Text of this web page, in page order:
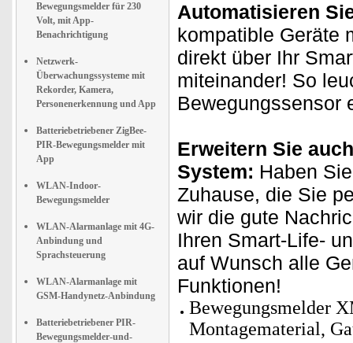
Bewegungsmelder für 230
Volt, mit App-
Benachrichtigung
Netzwerk-
Überwachungssysteme mit
Rekorder, Kamera,
Personenerkennung und App
Batteriebetriebener ZigBee-
PIR-Bewegungsmelder mit
App
WLAN-Indoor-
Bewegungsmelder
WLAN-Alarmanlage mit 4G-
Anbindung und
Sprachsteuerung
WLAN-Alarmanlage mit
GSM-Handynetz-Anbindung
Batteriebetriebener PIR-
Bewegungsmelder-und-
Automatisieren
kompatible Geräte
direkt über Ihr
miteinander! So
Bewegungssensor
Erweitern Sie
System: Haben
Zuhause, die Sie
wir die gute
Ihren Smart-Life-
auf Wunsch alle
Funktionen!
Bewegungsmelder
Montagematerial,